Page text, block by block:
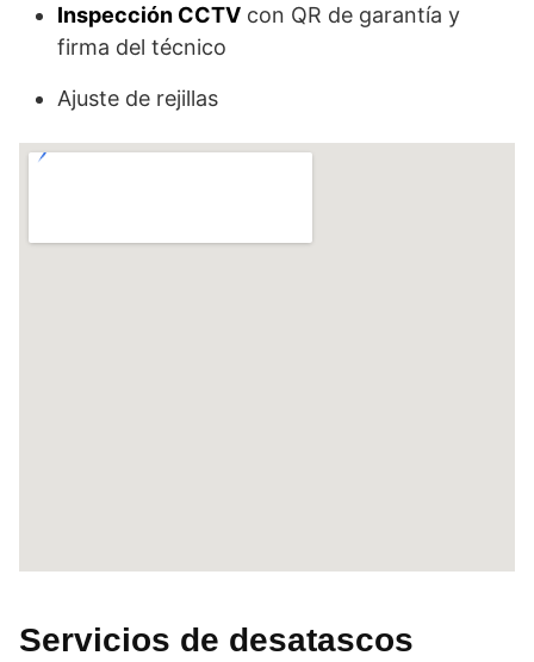
Inspección CCTV con QR de garantía y
firma del técnico
Ajuste de rejillas
Servicios de desatascos